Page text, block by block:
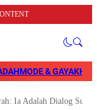
MODE & GAYA
Ia Adalah Dialog Sunyi